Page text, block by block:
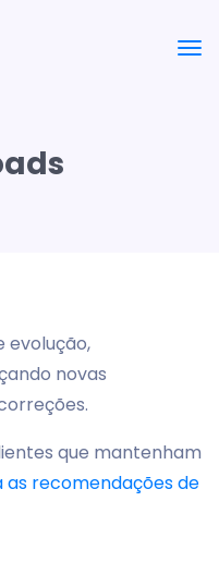
evolução,
novas
que mantenham
as recomendações de